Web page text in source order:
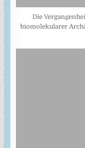
Die
biomolekularer